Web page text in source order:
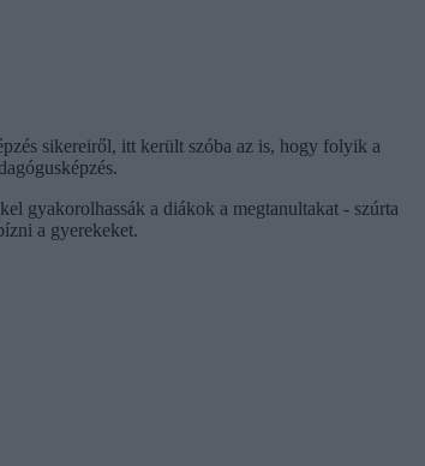
sikereiről, itt került szóba az is, hogy folyik a
gyakorolhassák a diákok a megtanultakat - szúrta
a gyerekeket.